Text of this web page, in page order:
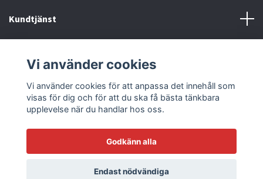
Kundtjänst
Sociala medier
© 2026 Racetrack by Bilmodecenter - EST 1979
Vi använder cookies
Vi använder cookies för att anpassa det innehåll som
visas för dig och för att du ska få bästa tänkbara
upplevelse när du handlar hos oss.
Godkänn alla
Endast nödvändiga